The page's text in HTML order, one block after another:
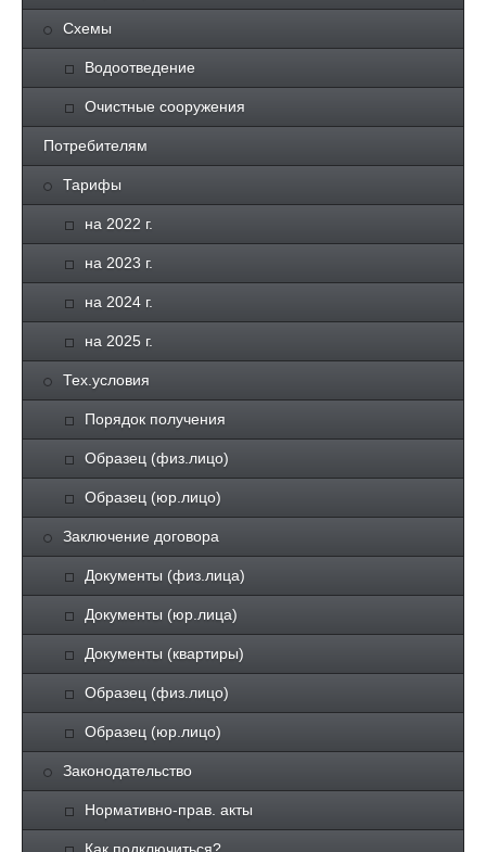
Схемы
Водоотведение
Очистные сооружения
Потребителям
Тарифы
на 2022 г.
на 2023 г.
на 2024 г.
на 2025 г.
Тех.условия
Порядок получения
Образец (физ.лицо)
Образец (юр.лицо)
Заключение договора
Документы (физ.лица)
Документы (юр.лица)
Документы (квартиры)
Образец (физ.лицо)
Образец (юр.лицо)
Законодательство
Нормативно-прав. акты